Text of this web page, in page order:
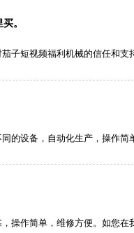
。
子短视频福利机械的信任和
的设备，自动化生产，操作
操作简单，维修方便。如您